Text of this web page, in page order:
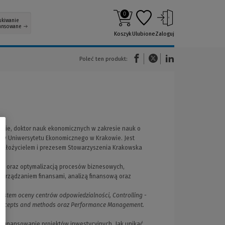
0
KoszykUlubioneZaloguj
Poleć ten produkt:
(Nowe okno)(Link do innej strony)
doktor nauk ekonomicznych w zakresie nauk o
Uniwersytetu Ekonomicznego w Krakowie. Jest
i prezesem Stowarzyszenia Krakowska
oraz optymalizacją procesów biznesowych,
finansami, analizą finansową oraz
oceny centrów odpowiedzialności, Controlling -
and methods oraz Performance Management.